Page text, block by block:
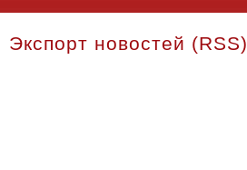
Экспорт новостей (RSS)